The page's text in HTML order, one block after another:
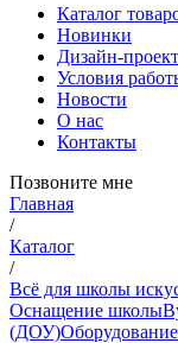
Каталог
Новинки
Дизайн-
Условия
Новости
О нас
Контакты
Позвоните мне
Главная
/
Каталог
/
Всё для школы
Оснащение школы
(ДОУ)